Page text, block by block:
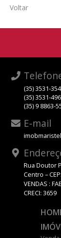
Voltar
(35) 3531-
(35) 3531-
(35) 9 8863-
E-mail
Rua Doutor
Centro –
VENDAS :
CRECI: 3659